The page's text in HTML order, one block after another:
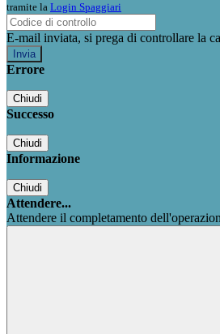
tramite la Login Spaggiari
E-mail inviata, si prega di controllare la
Errore
Chiudi
Successo
Chiudi
Informazione
Chiudi
Attendere...
Attendere il completamento